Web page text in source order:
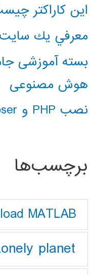
این کاراکتر چیست؟
معرفي يك سايت
بسته آموزشی
هوش مصنوعی
نصب PHP و composer در ویندوز 10
برچسب‌ها
MATLAB
planet